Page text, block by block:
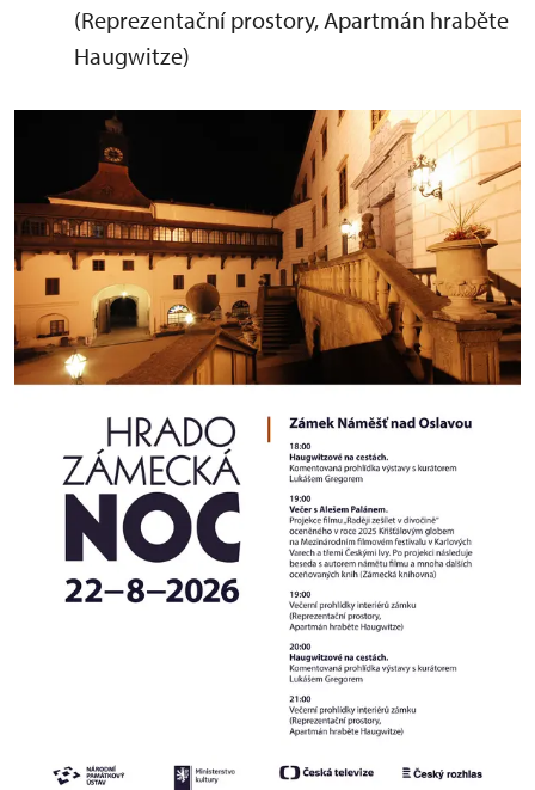
(Reprezentační prostory, Apartmán hraběte
Haugwitze)